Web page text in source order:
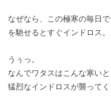
なぜなら、この極寒の毎日
を馳せるとすぐインドロス。
うぅっ。
なんでワタスはこんな寒いと
猛烈なインドロスが襲ってく